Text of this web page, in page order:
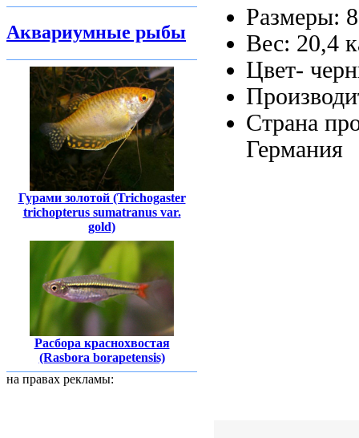
Аквариумные рыбы
Гурами золотой (Trichogaster
trichopterus sumatranus var.
gold)
Расбора краснохвостая
(Rasbora borapetensis)
на правах рекламы:
Размеры:
Вес: 20,4
Цвет-
Страна
Германия